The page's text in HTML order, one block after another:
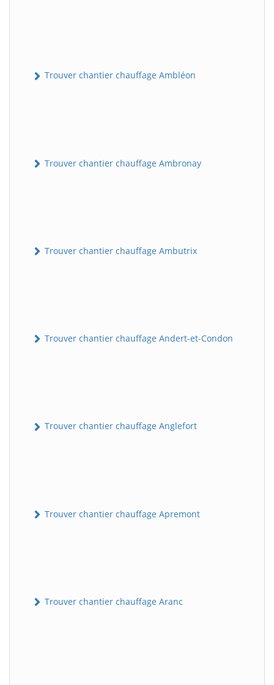
Trouver chantier chauffage Ambléon
Trouver chantier chauffage Ambronay
Trouver chantier chauffage Ambutrix
Trouver chantier chauffage Andert-et-Condon
Trouver chantier chauffage Anglefort
Trouver chantier chauffage Apremont
Trouver chantier chauffage Aranc